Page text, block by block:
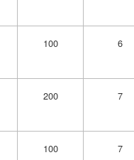
100 6
200 7
100 7